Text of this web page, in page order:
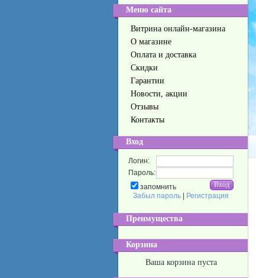
Меню сайта
Витрина онлайн-магазина
О магазине
Оплата и доставка
Скидки
Гарантии
Новости, акции
Отзывы
Контакты
Вход
Логин:
Пароль:
запомнить
Забыл пароль
Регистрация
Преимущества
Корзина
Ваша корзина пуста